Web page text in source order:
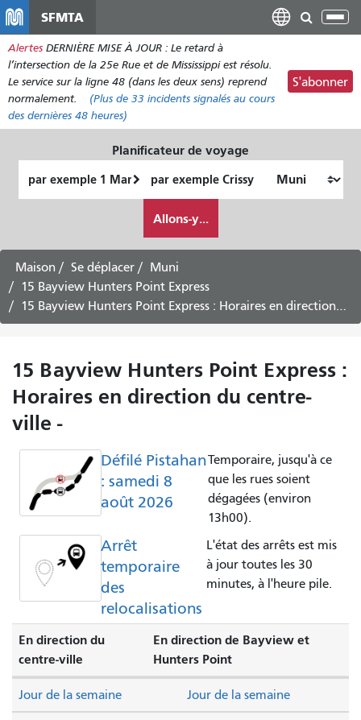
contenu
principal
SFMTA
Alertes DERNIÈRE MISE À JOUR : Le retard à
l’intersection de la 25e Rue et de Mississippi est résolu.
Le service sur la ligne 48 (dans les deux sens) reprend
normalement.
(Plus de 33 incidents signalés au cours
des dernières 48 heures)
S'abonner
Planificateur de voyage
de
final
je
veux
Allons-y...
Maison Se déplacer
Muni
15 Bayview Hunters Point Express
15 Bayview Hunters Point Express : Horaires en direction du centre-ville -
15 Bayview Hunters Point Express :
Horaires en direction du centre-
ville -
Défilé Pistahan
: samedi 8
août 2026
Temporaire, jusqu'à ce
que les rues soient
dégagées (environ
13h00).
Arrêt
temporaire
des
relocalisations
L'état des arrêts est mis
à jour toutes les 30
minutes, à l'heure pile.
En direction du
centre-ville
En direction de Bayview et
Hunters Point
Jour de la semaine Jour de la semaine